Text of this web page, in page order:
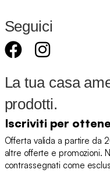
Seguici
La tua casa
prodotti.
Iscriviti per
Offerta valida a partire da
altre offerte e promozioni.
contrassegnati come